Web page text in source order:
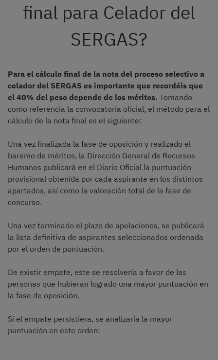
final para Celador del
SERGAS?
Para el cálculo final de la nota del proceso selectivo a
celador del SERGAS es importante que recordéis que
el 40% del peso depende de los méritos. Tomando
como referencia la convocatoria oficial, el método para el
cálculo de la nota final es el siguiente:
Una vez finalizada la fase de oposición y realizado el
baremo de méritos, la Dirección General de Recursos
Humanos publicará en el Diario Oficial la puntuación
provisional obtenida por cada aspirante en los distintos
apartados, así como la valoración total de la fase de
concurso.
Una vez terminado el plazo de apelaciones, se publicará
la lista definitiva de aspirantes seleccionados ordenada
por el orden de puntuación.
De existir empate, este se resolvería a favor de las
personas que hubieran logrado una mayor puntuación en
la fase de oposición.
Si el empate persistiera, se analizaría la mayor
puntuación en este orden: